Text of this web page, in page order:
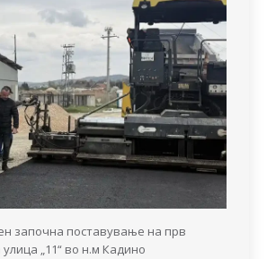
започна поставување на прв
улица „11“ во н.м Кадино